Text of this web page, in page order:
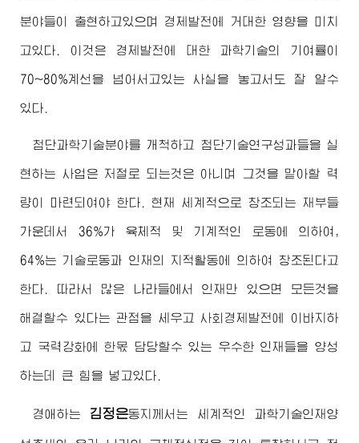
분야들이 출현하고있으며 경제발전에 거대한 영향을 미치
고있다. 이것은 경제발전에 대한 과학기술의 기여률이
70~80%계선을 넘어서고있는 사실을 놓고서도 잘 알수
있다.
첨단과학기술분야를 개척하고 첨단기술연구성과들을 실
현하는 사업은 저절로 되는것은 아니며 그것을 맡아할 력
량이 마련되여야 한다. 현재 세계적으로 창조되는 재부들
가운데서 36%가 육체적 및 기계적인 로동에 의하여,
64%는 기술로동과 인재의 지적활동에 의하여 창조된다고
한다. 따라서 많은 나라들에서 인재만 있으면 모든것을
해결할수 있다는 관점을 세우고 사회경제발전에 이바지하
고 국력강화에 한몫 담당할수 있는 우수한 인재들을 양성
하는데 큰 힘을 넣고있다.
경애하는 김정은동지 께서는 세계적인 과학기술인재양